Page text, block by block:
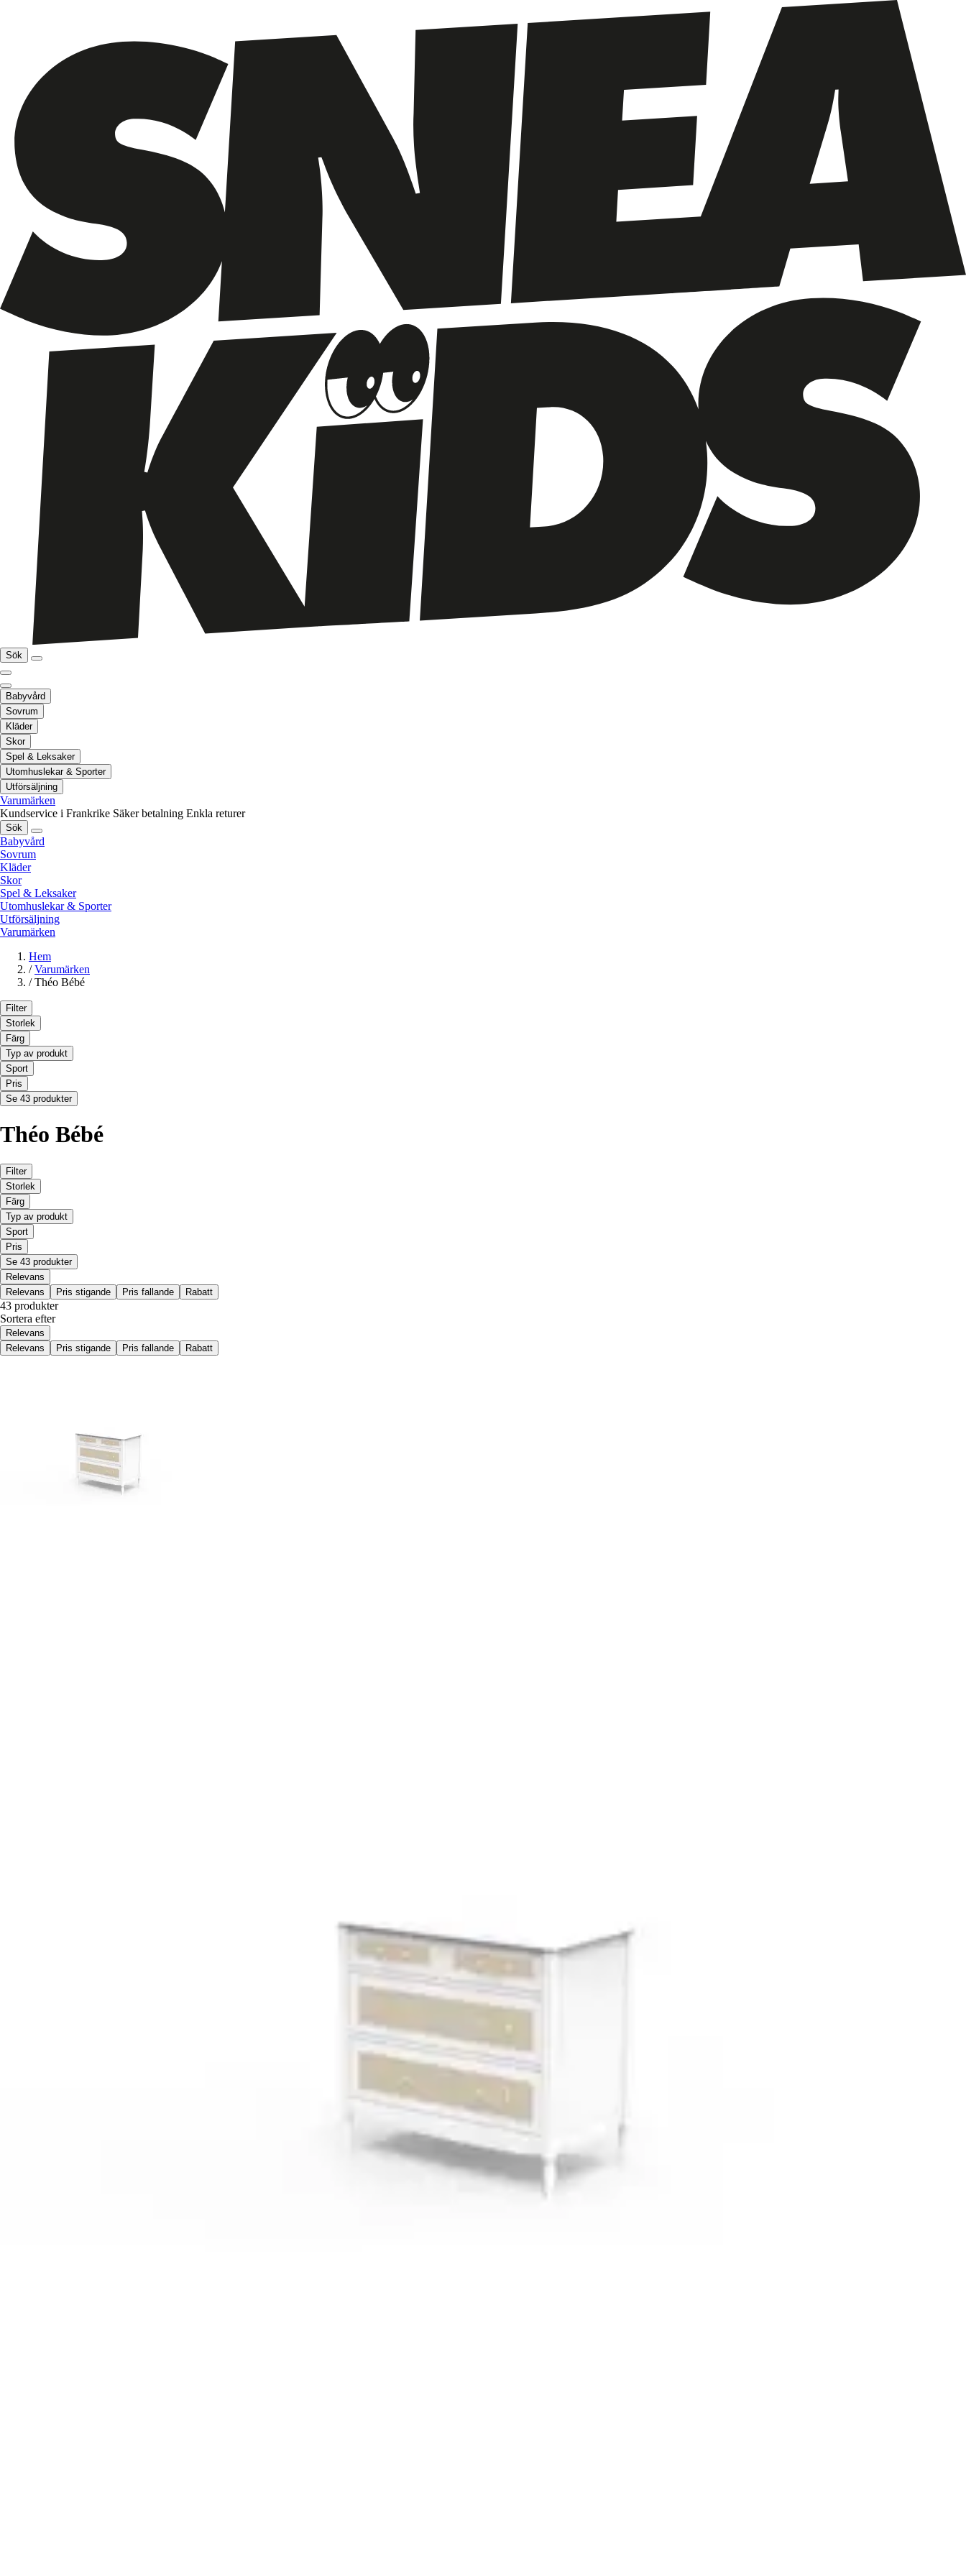
Sök
Babyvård
Sovrum
Kläder
Skor
Spel & Leksaker
Utomhuslekar & Sporter
Utförsäljning
Varumärken
Kundservice i Frankrike Säker betalning Enkla returer
Sök
Babyvård
Sovrum
Kläder
Skor
Spel & Leksaker
Utomhuslekar & Sporter
Utförsäljning
Varumärken
Hem
/ Varumärken
/ Théo Bébé
Filter
Storlek
Färg
Typ av produkt
Sport
Pris
Se 43 produkter
Théo Bébé
Filter
Storlek
Färg
Typ av produkt
Sport
Pris
Se 43 produkter
Relevans
Relevans
Pris stigande Pris fallande Rabatt
43 produkter
Sortera efter
Relevans
Relevans
Pris stigande Pris fallande Rabatt